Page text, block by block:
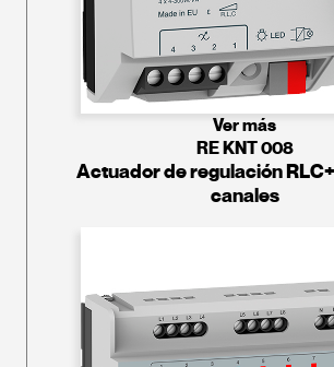
Ver más
RE KNT 008
Actuador de regulación
canales